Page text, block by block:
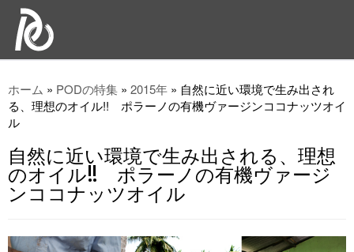
ホーム » PODの特集 » 2015年 » 自然に近い環境で生み出され
る、理想のオイル!! ポラーノの有機ヴァージンココナッツオイ
ル
自然に近い環境で生み出される、理想
のオイル!! ポラーノの有機ヴァージ
ンココナッツオイル